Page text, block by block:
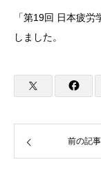
「第19回 日本疲
しました。
前の記事